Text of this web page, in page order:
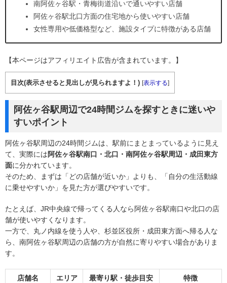
南阿佐ヶ谷駅・青梅街道沿いで通いやすい店舗
阿佐ヶ谷駅北口方面の住宅地から使いやすい店舗
女性専用や低価格型など、施設タイプに特徴がある店舗
【本ページはアフィリエイト広告が含まれています。】
目次(表示させると見出しが見られますよ！) [表示する]
阿佐ヶ谷駅周辺で24時間ジムを探すときに迷いや
すいポイント
阿佐ヶ谷駅周辺の24時間ジムは、駅前にまとまっているように見え
て、実際には阿佐ヶ谷駅南口・北口・南阿佐ヶ谷駅周辺・成田東方
面に分かれています。
そのため、まずは「どの店舗が近いか」よりも、「自分の生活動線
に乗せやすいか」を見た方が選びやすいです。
たとえば、JR中央線で帰ってくる人なら阿佐ヶ谷駅南口や北口の店
舗が使いやすくなります。
一方で、丸ノ内線を使う人や、杉並区役所・成田東方面へ帰る人な
ら、南阿佐ヶ谷駅周辺の店舗の方が自然に寄りやすい場合がありま
す。
店舗名 エリア 最寄り駅・徒歩目安 特徴